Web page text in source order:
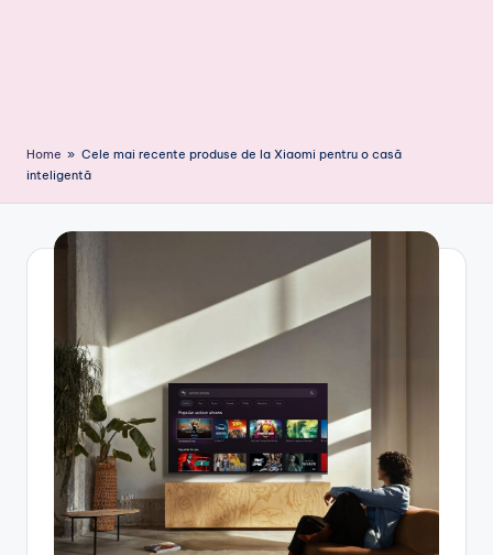
Home » Cele mai recente produse de la Xiaomi pentru o casă
inteligentă